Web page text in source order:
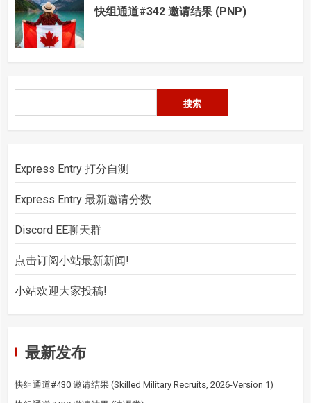
快组通道#342 邀请结果 (PNP)
索
搜索
Express Entry 打分自测
Express Entry 最新邀请分数
Discord EE聊天群
点击订阅小站最新新闻!
小站欢迎大家投稿!
最新发布
快组通道#430 邀请结果 (Skilled Military Recruits, 2026-Version 1)